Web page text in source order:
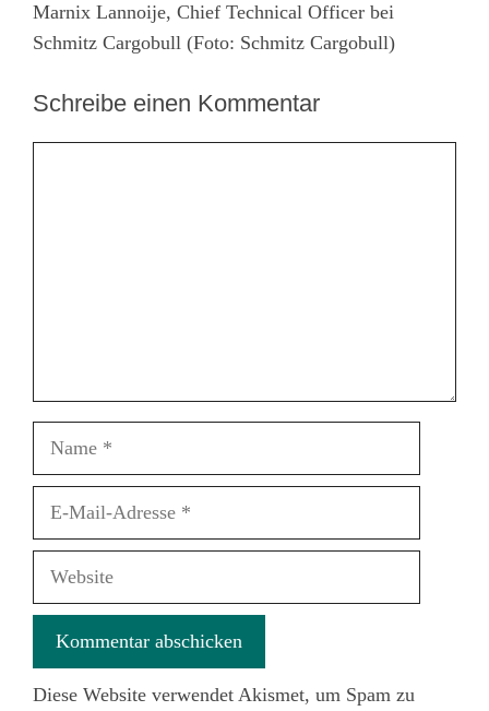
Marnix Lannoije, Chief Technical Officer bei
Schmitz Cargobull (Foto: Schmitz Cargobull)
Schreibe einen Kommentar
Name
Website
Diese Website verwendet Akismet, um Spam zu